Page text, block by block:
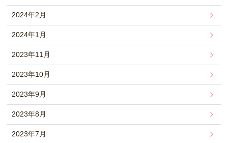
2024年2月
2024年1月
2023年11月
2023年10月
2023年9月
2023年8月
2023年7月